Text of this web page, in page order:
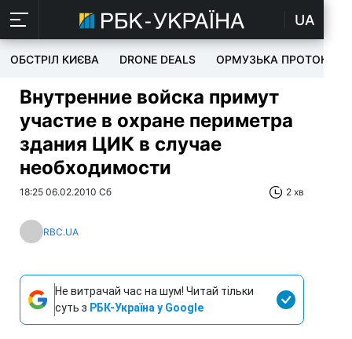
UA
ОБСТРІЛ КИЄВА DRONE DEALS ОРМУЗЬКА ПРОТОКА
Внутренние войска примут
участие в охране периметра
здания ЦИК в случае
необходимости
18:25 06.02.2010 Сб 2 хв
RBC.UA
Не витрачай час на шум! Читай тільки
суть з РБК-Україна у Google